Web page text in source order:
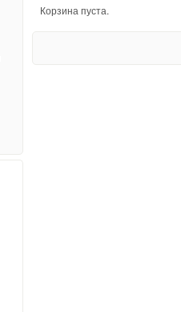
Корзина пуста.